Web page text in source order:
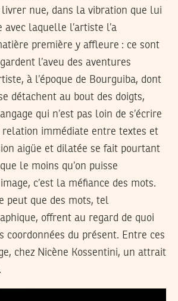
livrer nue, dans la vibration que lui
avec laquelle l’artiste l’a
première y affleure : ce sont
l’aveu des aventures
à l’époque de Bourguiba, dont
détachent au bout des doigts,
qui n’est pas loin de s’écrire
relation immédiate entre textes et
aigüe et dilatée se fait pourtant
le moins qu’on puisse
c’est la méfiance des mots.
peut que des mots, tel
offrent au regard de quoi
coordonnées du présent. Entre ces
chez Nicène Kossentini, un attrait